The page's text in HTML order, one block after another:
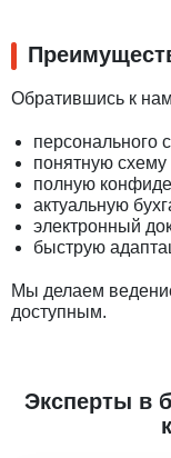
Обратившись к
персонального
понятную
полную
актуальную
электронный
быструю
Мы делаем
доступным.
Эксперты в